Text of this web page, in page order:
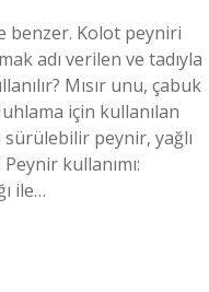
benzer. Kolot peyniri
adı verilen ve tadıyla
Mısır unu, çabuk
için kullanılan
peynir, yağlı
kullanımı:
ile…